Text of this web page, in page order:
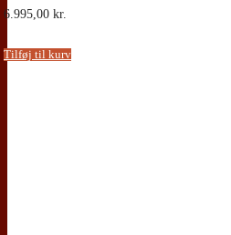
6.995,00 kr.
Tilføj til kurv